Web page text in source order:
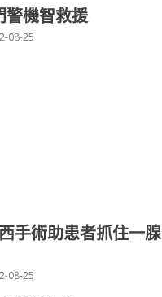
機智救援
08-25
手術助患者抓住一腺
08-25